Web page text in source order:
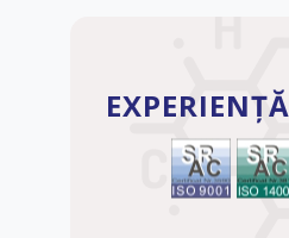
EXPERIENȚĂ